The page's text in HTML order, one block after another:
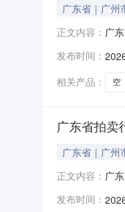
广东省｜广州
正文内容： 广
相
发布时间：
相关产品：
空
广东省拍卖
广东省｜广州
正文内容： 广
房
发布时间：